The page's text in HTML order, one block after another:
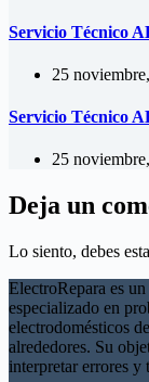
Servicio Técnico
25
Servicio Técnico
25
Deja un
Lo siento, debes
ElectroRepara es
especializado en
electrodomésticos
alrededores. Su
interpretar errores y